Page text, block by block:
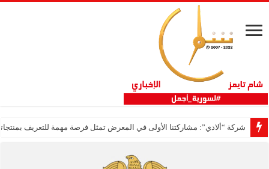
شركة “ألادي”: مشاركتنا الأولى في المعرض تمثل فرصة مهمة للتعريف